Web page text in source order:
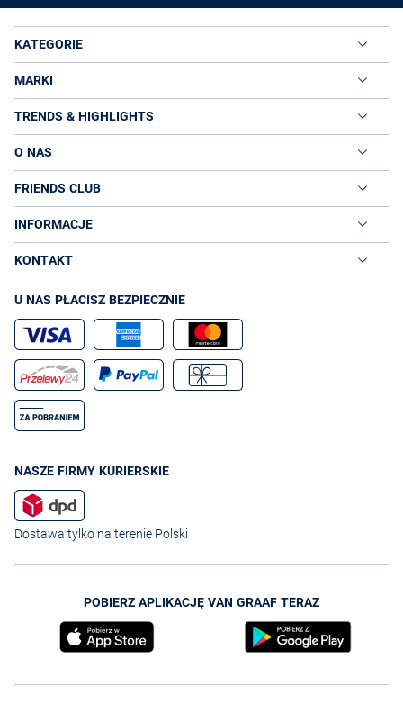
KATEGORIE
MARKI
TRENDS & HIGHLIGHTS
O NAS
FRIENDS CLUB
INFORMACJE
KONTAKT
U NAS PŁACISZ BEZPIECZNIE
NASZE FIRMY KURIERSKIE
Dostawa tylko na terenie Polski
POBIERZ APLIKACJĘ VAN GRAAF TERAZ